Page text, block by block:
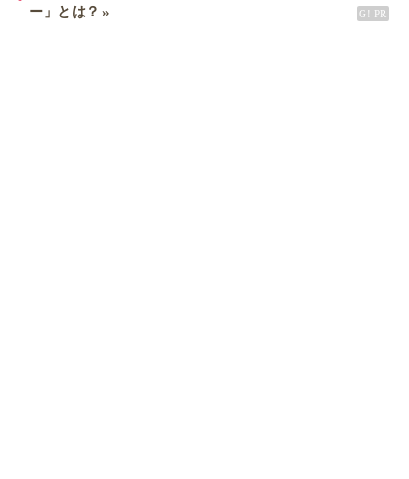
ー」とは？